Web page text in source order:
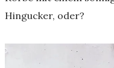
Hingucker, oder?